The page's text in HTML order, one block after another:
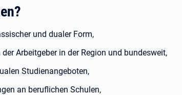
und dualer Form,
Arbeitgeber in der Region und bundesweit,
Studienangeboten,
an beruflichen Schulen,